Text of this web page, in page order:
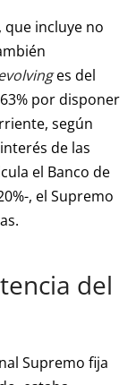
que incluye no
es del
por disponer
según
de las
el Banco de
, el Supremo
del
Supremo fija